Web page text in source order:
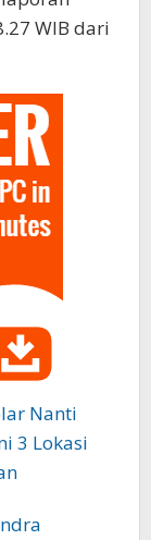
WIB dari
Nanti
3 Lokasi